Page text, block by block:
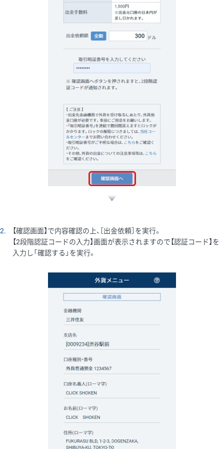
2
【確認画面】で内容確認の上、［出金依頼］を実行。
【2段階認証コードの入力】画面が表示されますので【認証コード】を
入力し「確認する」を実行。